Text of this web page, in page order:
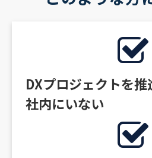
DXプロジェクトを
社内にいない